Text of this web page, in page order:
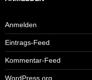
Anmelden
Eintrags-Feed
Kommentar-Feed
WordPress.org